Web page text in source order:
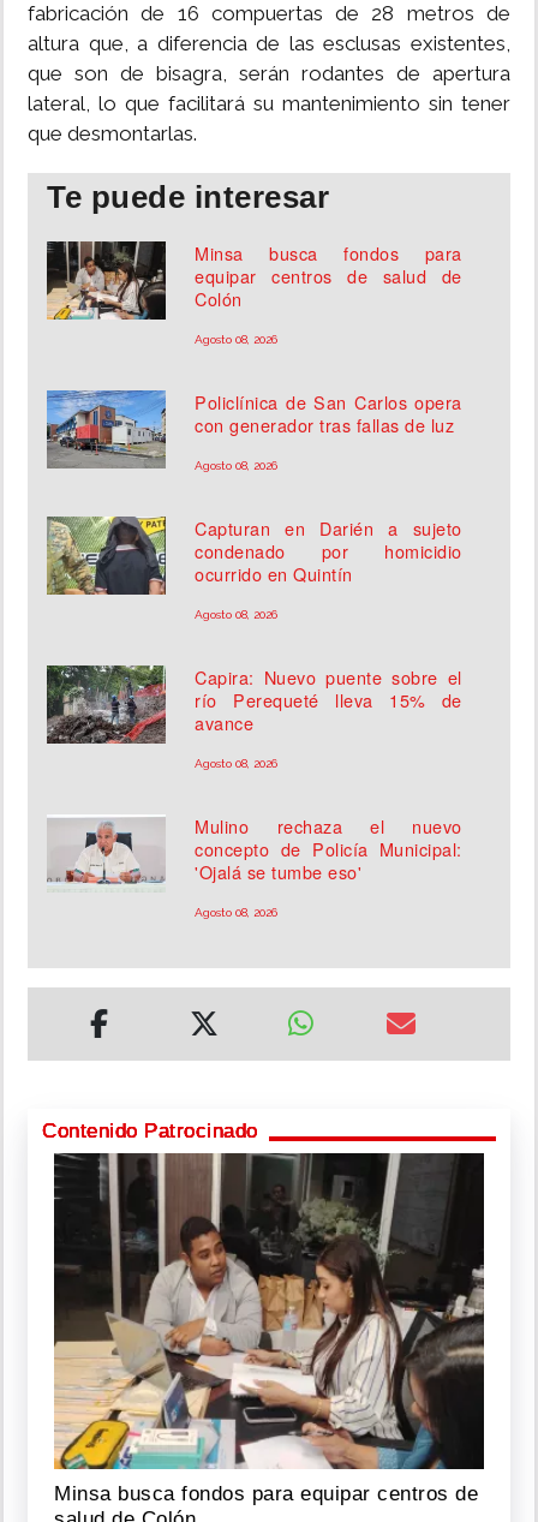
fabricación de 16 compuertas de 28 metros de
altura que, a diferencia de las esclusas existentes,
que son de bisagra, serán rodantes de apertura
lateral, lo que facilitará su mantenimiento sin tener
que desmontarlas.
Te puede interesar
Minsa busca fondos para
equipar centros de salud de
Colón
Agosto 08, 2026
Policlínica de San Carlos opera
con generador tras fallas de luz
Agosto 08, 2026
Capturan en Darién a sujeto
condenado por homicidio
ocurrido en Quintín
Agosto 08, 2026
Capira: Nuevo puente sobre el
río Perequeté lleva 15% de
avance
Agosto 08, 2026
Mulino rechaza el nuevo
concepto de Policía Municipal:
'Ojalá se tumbe eso'
Agosto 08, 2026
Contenido Patrocinado
Minsa busca fondos para equipar centros de